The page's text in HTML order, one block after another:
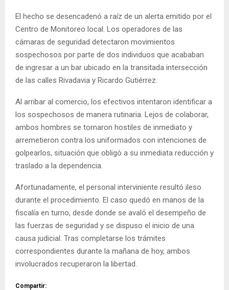
El hecho se desencadenó a raíz de un alerta emitido por el
Centro de Monitoreo local. Los operadores de las
cámaras de seguridad detectaron movimientos
sospechosos por parte de dos individuos que acababan
de ingresar a un bar ubicado en la transitada intersección
de las calles Rivadavia y Ricardo Gutiérrez.
Al arribar al comercio, los efectivos intentaron identificar a
los sospechosos de manera rutinaria. Lejos de colaborar,
ambos hombres se tornaron hostiles de inmediato y
arremetieron contra los uniformados con intenciones de
golpearlos, situación que obligó a su inmediata reducción y
traslado a la dependencia.
Afortunadamente, el personal interviniente resultó ileso
durante el procedimiento. El caso quedó en manos de la
fiscalía en turno, desde donde se avaló el desempeño de
las fuerzas de seguridad y se dispuso el inicio de una
causa judicial. Tras completarse los trámites
correspondientes durante la mañana de hoy, ambos
involucrados recuperaron la libertad.
Compartir: